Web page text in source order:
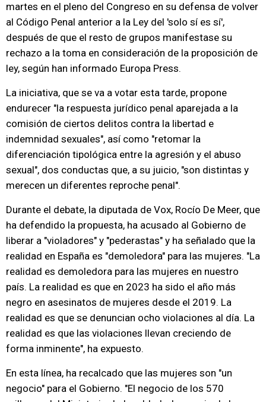
martes en el pleno del Congreso en su defensa de volver
al Código Penal anterior a la Ley del 'solo sí es sí',
después de que el resto de grupos manifestase su
rechazo a la toma en consideración de la proposición de
ley, según han informado Europa Press.
La iniciativa, que se va a votar esta tarde, propone
endurecer "la respuesta jurídico penal aparejada a la
comisión de ciertos delitos contra la libertad e
indemnidad sexuales", así como "retomar la
diferenciación tipológica entre la agresión y el abuso
sexual", dos conductas que, a su juicio, "son distintas y
merecen un diferentes reproche penal".
Durante el debate, la diputada de Vox, Rocío De Meer, que
ha defendido la propuesta, ha acusado al Gobierno de
liberar a "violadores" y "pederastas" y ha señalado que la
realidad en España es "demoledora" para las mujeres. "La
realidad es demoledora para las mujeres en nuestro
país. La realidad es que en 2023 ha sido el año más
negro en asesinatos de mujeres desde el 2019. La
realidad es que se denuncian ocho violaciones al día. La
realidad es que las violaciones llevan creciendo de
forma inminente", ha expuesto.
En esta línea, ha recalcado que las mujeres son "un
negocio" para el Gobierno. "El negocio de los 570